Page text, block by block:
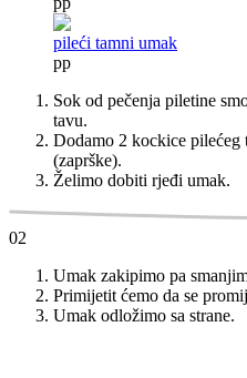
pileći tamni umak
pp
Sok od pečenja piletine
tavu.
Dodamo 2 kockice pilećeg
(zaprške).
Želimo dobiti rjeđi umak.
02
Umak zakipimo pa
Primijetit ćemo da se
Umak odložimo sa strane.